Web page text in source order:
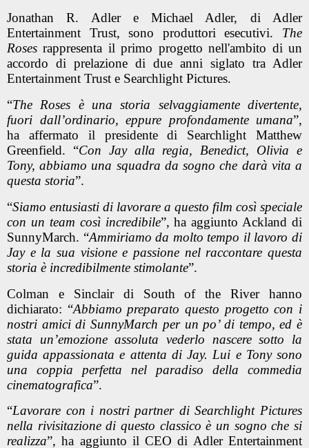
Jonathan R. Adler e Michael Adler, di Adler
Entertainment Trust, sono produttori esecutivi. The
Roses rappresenta il primo progetto nell'ambito di un
accordo di prelazione di due anni siglato tra Adler
Entertainment Trust e Searchlight Pictures.
“The Roses è una storia selvaggiamente divertente,
fuori dall’ordinario, eppure profondamente umana”,
ha affermato il presidente di Searchlight Matthew
Greenfield. “Con Jay alla regia, Benedict, Olivia e
Tony, abbiamo una squadra da sogno che darà vita a
questa storia”.
“Siamo entusiasti di lavorare a questo film così speciale
con un team così incredibile”, ha aggiunto Ackland di
SunnyMarch. “Ammiriamo da molto tempo il lavoro di
Jay e la sua visione e passione nel raccontare questa
storia è incredibilmente stimolante”.
Colman e Sinclair di South of the River hanno
dichiarato: “Abbiamo preparato questo progetto con i
nostri amici di SunnyMarch per un po’ di tempo, ed è
stata un’emozione assoluta vederlo nascere sotto la
guida appassionata e attenta di Jay. Lui e Tony sono
una coppia perfetta nel paradiso della commedia
cinematografica”.
“Lavorare con i nostri partner di Searchlight Pictures
nella rivisitazione di questo classico è un sogno che si
realizza”, ha aggiunto il CEO di Adler Entertainment